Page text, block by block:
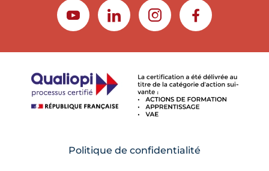
YOUTUBELINKEDININSTAGRAMFACEBOOK
Politique de confidentialité